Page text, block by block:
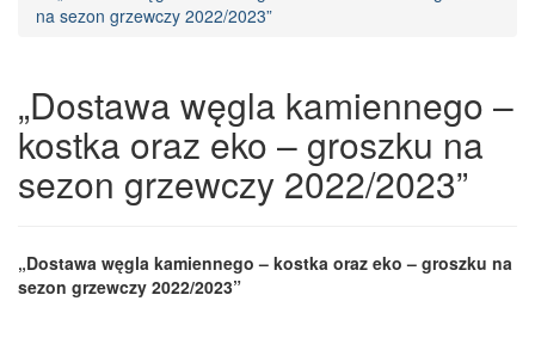
na sezon grzewczy 2022/2023”
„Dostawa węgla kamiennego –
kostka oraz eko – groszku na
sezon grzewczy 2022/2023”
„Dostawa węgla kamiennego – kostka oraz eko – groszku na
sezon grzewczy 2022/2023”